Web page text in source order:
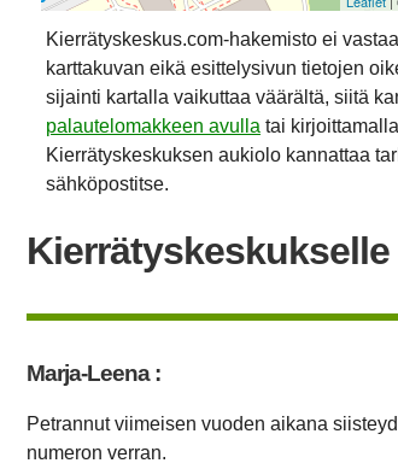
Kierrätyskeskus.com-hakemisto ei
karttakuvan eikä esittelysivun tietojen
sijainti kartalla vaikuttaa väärältä, siitä
palautelomakkeen avulla tai
Kierrätyskeskuksen aukiolo kannattaa
sähköpostitse.
Marja-Leena :
Petrannut viimeisen vuoden aikana
numeron verran.